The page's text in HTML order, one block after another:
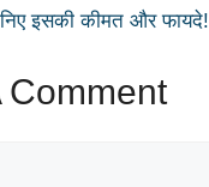
इसकी कीमत और फायदे!
Comment